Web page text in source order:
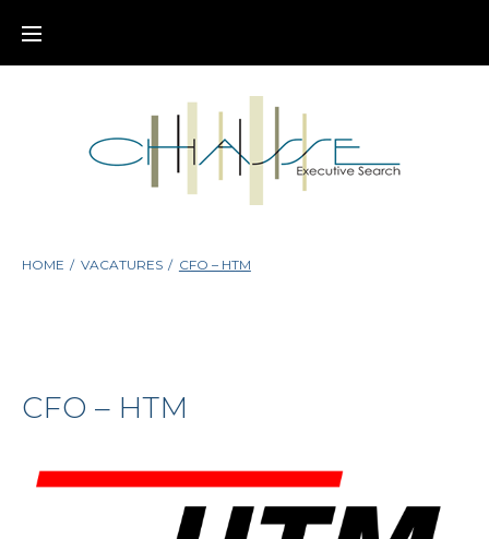
HOME / VACATURES / CFO – HTM
CFO – HTM